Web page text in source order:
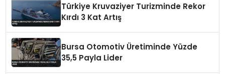
Türkiye Kruvaziyer Turizminde Rekor
Kırdı 3 Kat Artış
Bursa Otomotiv Üretiminde Yüzde
35,5 Payla Lider